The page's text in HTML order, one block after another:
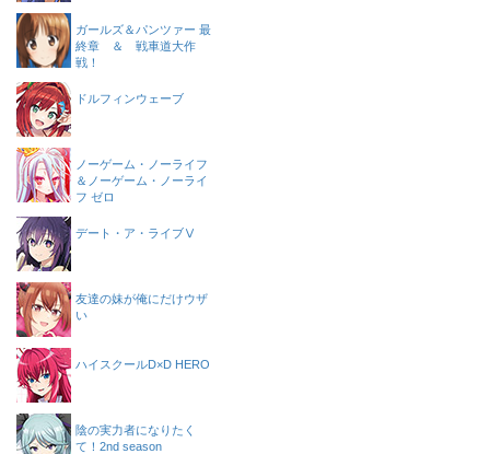
ガールズ＆パンツァー 最
終章 ＆ 戦車道大作
戦！
ドルフィンウェーブ
ノーゲーム・ノーライフ
＆ノーゲーム・ノーライ
フ ゼロ
デート・ア・ライブⅤ
友達の妹が俺にだけウザ
い
ハイスクールD×D HERO
陰の実力者になりたく
て！2nd season